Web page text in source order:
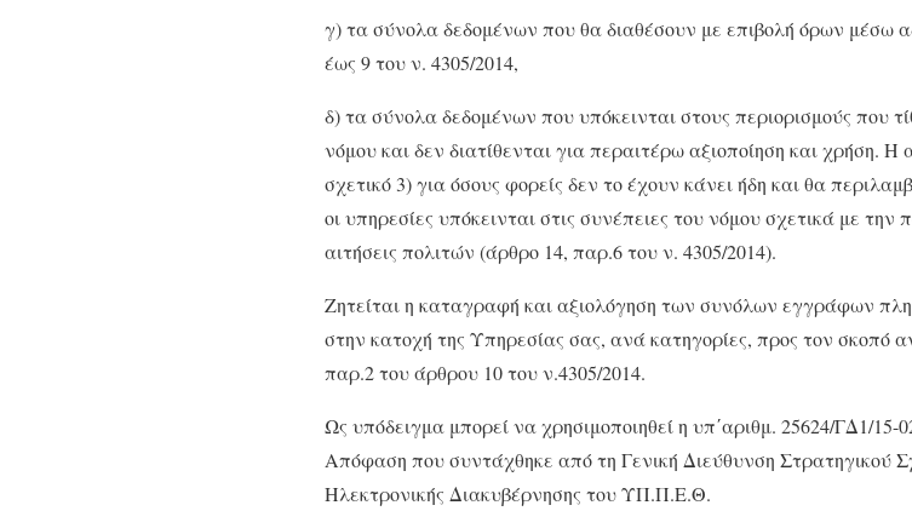
γ) τα σύνολα δεδομένων που θα διαθέσουν με επιβολή όρων μέσω
έως 9 του ν. 4305/2014,
δ) τα σύνολα δεδομένων που υπόκεινται στους περιορισμούς που
νόμου και δεν διατίθενται για περαιτέρω αξιοποίηση και χρήση.
σχετικό 3) για όσους φορείς δεν το έχουν κάνει ήδη και θα
οι υπηρεσίες υπόκεινται στις συνέπειες του νόμου σχετικά με
αιτήσεις πολιτών (άρθρο 14, παρ.6 του ν. 4305/2014).
Ζητείται η καταγραφή και αξιολόγηση των συνόλων εγγράφων
στην κατοχή της Υπηρεσίας σας, ανά κατηγορίες, προς τον σκοπό
παρ.2 του άρθρου 10 του ν.4305/2014.
Ως υπόδειγμα μπορεί να χρησιμοποιηθεί η υπ΄αριθμ. 25624/ΓΔ1/
Απόφαση που συντάχθηκε από τη Γενική Διεύθυνση Στρατηγικού
Ηλεκτρονικής Διακυβέρνησης του ΥΠ.Π.Ε.Θ.